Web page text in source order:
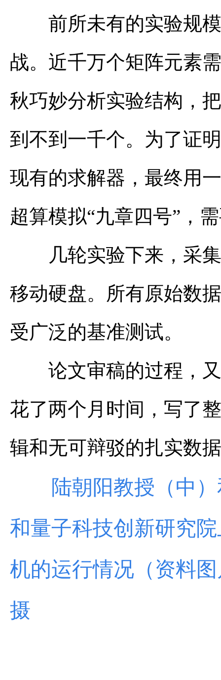
前所未有的实验规模
战。近千万个矩阵元素
秋巧妙分析实验结构，
到不到一千个。为了证
现有的求解器，最终用
超算模拟“九章四号”，
几轮实验下来，采集
移动硬盘。所有原始数
受广泛的基准测试。
论文审稿的过程，又
花了两个月时间，写了
辑和无可辩驳的扎实数
陆朝阳教授（中）
和量子科技创新研究
机的运行情况（资料
摄